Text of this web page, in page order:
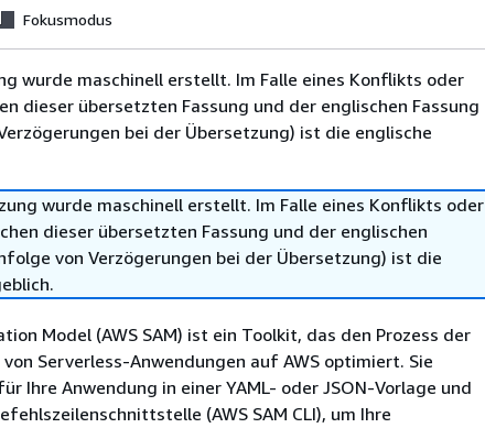
Fokusmodus
wurde maschinell erstellt. Im Falle eines Konflikts oder
dieser übersetzten Fassung und der englischen Fassung
bei der Übersetzung) ist die englische
wurde maschinell erstellt. Im Falle eines Konflikts oder
dieser übersetzten Fassung und der englischen
von Verzögerungen bei der Übersetzung) ist die
Model (AWS SAM) ist ein Toolkit, das den Prozess der
Serverless-Anwendungen auf AWS optimiert. Sie
Ihre Anwendung in einer YAML- oder JSON-Vorlage und
(AWS SAM CLI), um Ihre